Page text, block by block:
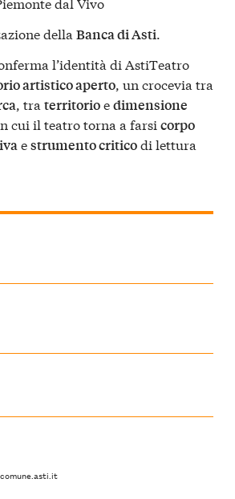
della Banca di Asti.
l’identità di AstiTeatro
artistico aperto, un crocevia tra
, tra territorioedimensione
cui il teatro torna a farsi corpo
estrumento criticodi lettura